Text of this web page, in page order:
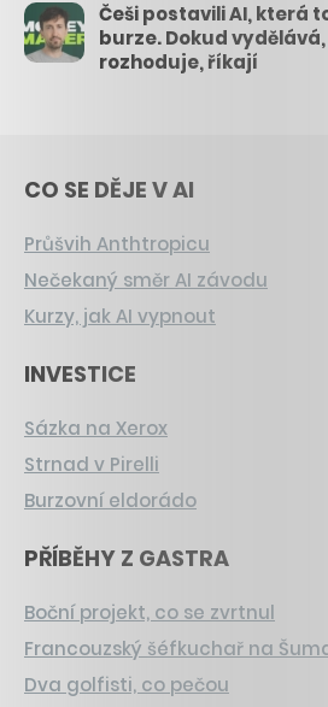
Češi postavili AI, která
burze. Dokud
rozhoduje, říkají
CO SE DĚJE V AI
Průšvih Anthtropicu
Nečekaný směr AI závodu
Kurzy, jak AI vypnout
INVESTICE
Sázka na Xerox
Strnad v Pirelli
Burzovní eldorádo
PŘÍBĚHY Z GASTRA
Boční projekt, co se zvrtnul
Francouzský šéfkuchař na
Dva golfisti, co pečou